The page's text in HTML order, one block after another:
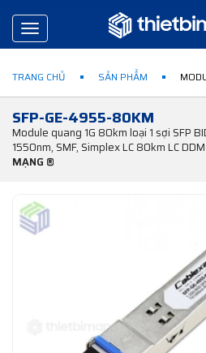
Toggle
navigation
TRANG CHỦ SẢN PHẨM
SFP-GE-4955-80KM
Module quang 1G 80km loại 1 sợi SFP
1550nm, SMF, Simplex LC 80km LC
MẠNG ®